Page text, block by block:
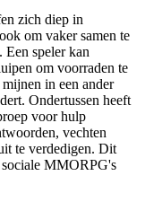
zich diep in
om vaker samen te
speler kan
om voorraden te
in een ander
Ondertussen heeft
voor hulp
vechten
te verdedigen. Dit
MMORPG's